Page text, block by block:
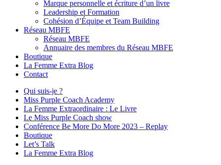
Marque personnelle et écriture d’un livre
Leadership et Formation
Cohésion d’Équipe et Team Building
Réseau MBFE
Réseau MBFE
Annuaire des membres du Réseau MBFE
Boutique
La Femme Extra Blog
Contact
Qui suis-je ?
Miss Purple Coach Academy
La Femme Extraordinaire : Le Livre
Le Miss Purple Coach show
Conférence Be More Do More 2023 – Replay
Boutique
Let’s Talk
La Femme Extra Blog